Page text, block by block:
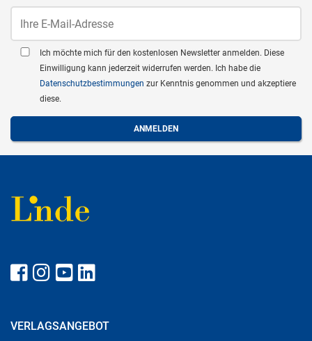
Ich möchte mich für den kostenlosen Newsletter anmelden. Diese
Einwilligung kann jederzeit widerrufen werden. Ich habe die
Datenschutzbestimmungen zur Kenntnis genommen und akzeptiere
diese.
VERLAGSANGEBOT